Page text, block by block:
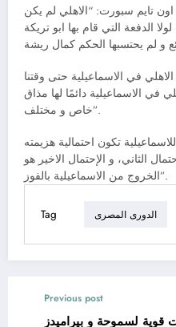
تايم سبورت: “الاهلي لم يكن
الدفعة التي قام بها ابو تريكة
في الاسماعيلية حتى وقتنا
في الاسماعيلية دائمًا لها مذاق
خاص و مختلف”.
تكون احتمالية هزيمته
الثاني، و الإحتمال الاخير هو
الخروج من الاسماعيلية بالفوز”.
Tag الدورى المصرى
Previous post
قوية لسموحة و بيراميدز